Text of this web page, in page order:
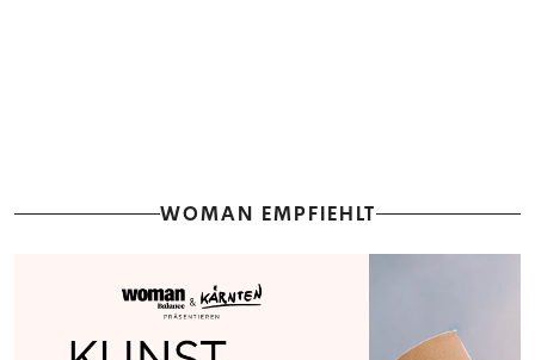
WOMAN EMPFIEHLT